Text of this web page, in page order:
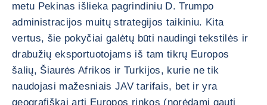
metu Pekinas išlieka pagrindiniu D. Trumpo
administracijos muitų strategijos taikiniu. Kita
vertus, šie pokyčiai galėtų būti naudingi tekstilės ir
drabužių eksportuotojams iš tam tikrų Europos
šalių, Šiaurės Afrikos ir Turkijos, kurie ne tik
naudojasi mažesniais JAV tarifais, bet ir yra
geografiškai arti Europos rinkos (norėdami gauti